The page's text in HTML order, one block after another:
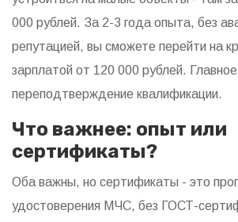
000 рублей. За 2-3 года опыта, без
репутацией, вы сможете перейти на
зарплатой от 120 000 рублей.
переподтверждение квалификации.
Что важнее: опыт или
сертификаты?
Оба важны, но сертификаты - это
удостоверения МЧС, без ГОСТ-